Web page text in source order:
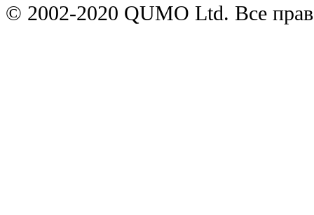
© 2002-2020 QUMO Ltd. Все